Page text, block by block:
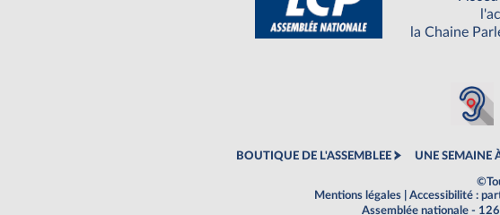
la Chaine
BOUTIQUE DE L'ASSEMBLEE UNE SEMAINE
Mentions légales
Accessibilité :
Assemblée nationale -